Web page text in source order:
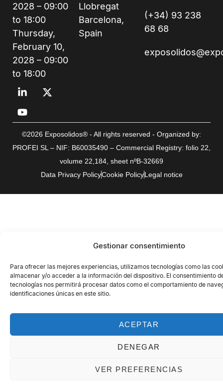
Gestionar consentimiento
Para ofrecer las mejores experiencias, utilizamos tecnologías como las
almacenar y/o acceder a la información del dispositivo. El consentimiento
tecnologías nos permitirá procesar datos como el comportamiento de
identificaciones únicas en este sitio.
ACEPTAR
DENEGAR
VER PREFERENCIAS
2028 – 09:00
to 18:00
Thursday,
February 10,
2028 – 09:00
to 18:00
Llobregat
Barcelona,
Spain
(+34) 93 238
68 68
©2026 Exposolidos® - All rights reserved - Organized by:
PROFEI SL – NIF: B60035490 – Commercial Registry: folio 22,
volume 22,184, sheet nºB-32669
Data Privacy PolicyCookie PolicyLegal notice